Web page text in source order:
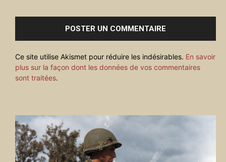
Ce site utilise Akismet pour réduire les indésirables. En savoir
plus sur la façon dont les données de vos commentaires
sont traitées.